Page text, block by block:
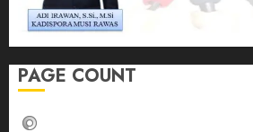
PAGE COUNT